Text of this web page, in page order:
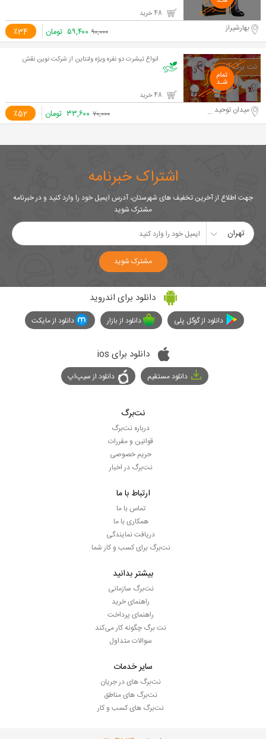
٪34 بهارشیراز ۹۰,۰۰۰ ۵۹,۴۰۰ تومان
انواع تیشرت دو نفره ویژه ولنتاین از شرکت نوین نقش
٪52 میدان توحید - تهران ۷۰,۰۰۰ ۳۳,۶۰۰ تومان
اشتراک خبرنامه
جهت اطلاع از آخرین تخفیف های شهرستان، آدرس ایمیل خود را وارد کنید و در خبرنامه
مشترک شوید
تهران
مشترک شوید
دانلود برای اندروید
دانلود از گوگل پلی دانلود از بازار دانلود از مایکت
دانلود برای ios
دانلود مستقیم دانلود از سیپ‌اپ
نت‌برگ
درباره نت‌برگ
قوانین و مقررات
حریم خصوصی
نت‌برگ در اخبار
ارتباط با ما
تماس با ما
همکاری با ما
دریافت نمایندگی
نت‌برگ برای کسب و کار شما
بیشتر بدانید
نت‌برگ سازمانی
راهنمای خرید
راهنمای پرداخت
نت برگ چگونه کار می‌کند
سوالات متداول
سایر خدمات
نت‌برگ های در جریان
نت‌برگ های مناطق
نت‌برگ های کسب و کار